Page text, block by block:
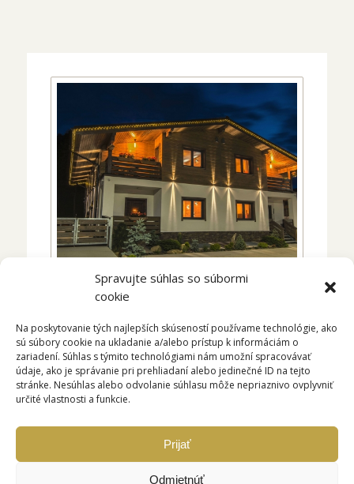
Spravujte súhlas so súbormi
cookie
Na poskytovanie tých najlepších skúseností používame technológie, ako
sú súbory cookie na ukladanie a/alebo prístup k informáciám o
zariadení. Súhlas s týmito technológiami nám umožní spracovávať
údaje, ako je správanie pri prehliadaní alebo jedinečné ID na tejto
stránke. Nesúhlas alebo odvolanie súhlasu môže nepriaznivo ovplyvniť
určité vlastnosti a funkcie.
Prijať
Odmietnúť